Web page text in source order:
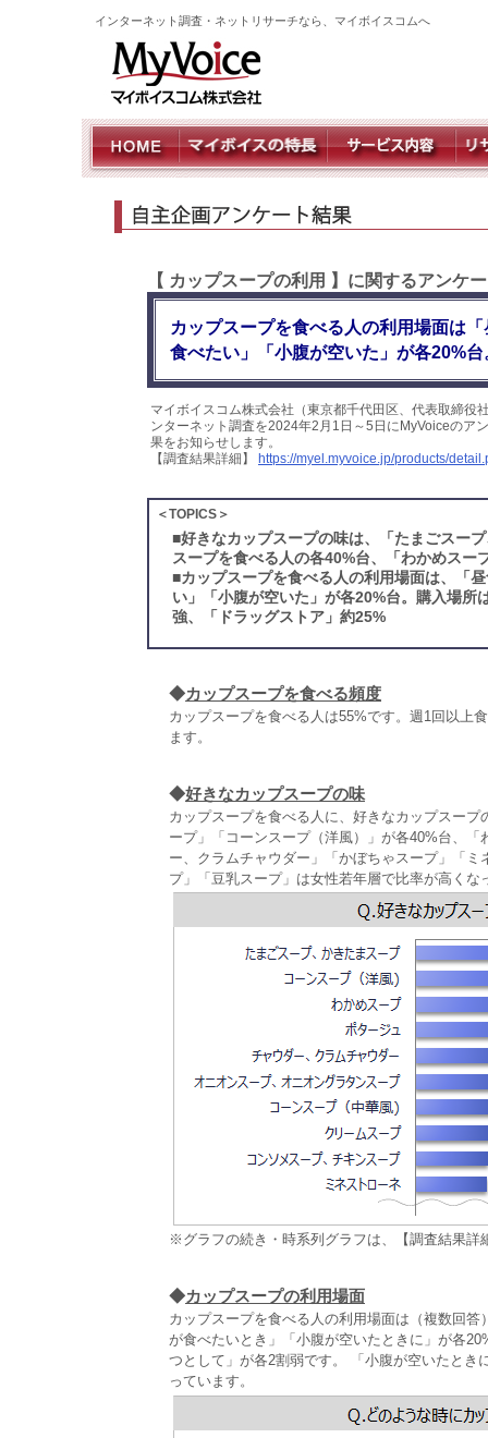
インターネット調査・ネットリサーチなら、マイボイスコムへ
【 カップスープの利用 】に関するアンケ
カップスープを食べる人の利用場面は
食べたい」「小腹が空いた」が各20%
マイボイスコム株式会社（東京都千代田区、代表取締
ンターネット調査を2024年2月1日～5日にMyVoiceのア
果をお知らせします。
【調査結果詳細】
https://myel.myvoice.jp/products/
＜TOPICS＞
■好きなカップスープの味は、「たまごスー
スープを食べる人の各40%台、「わかめスー
■カップスープを食べる人の利用場面は、「
い」「小腹が空いた」が各20%台。購入場所
強、「ドラッグストア」約25%
◆カップスープを食べる頻度
カップスープを食べる人は55%です。週1回以上
ます。
◆好きなカップスープの味
カップスープを食べる人に、好きなカップスー
ープ」「コーンスープ（洋風）」が各40%台、
ー、クラムチャウダー」「かぼちゃスープ」「
プ」「豆乳スープ」は女性若年層で比率が高くな
※グラフの続き・時系列グラフは、【調査結果詳
◆カップスープの利用場面
カップスープを食べる人の利用場面は（複数回
が食べたいとき」「小腹が空いたときに」が各
つとして」が各2割弱です。 「小腹が空いたとき
っています。